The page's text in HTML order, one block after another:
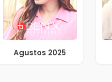
Agustos 2025